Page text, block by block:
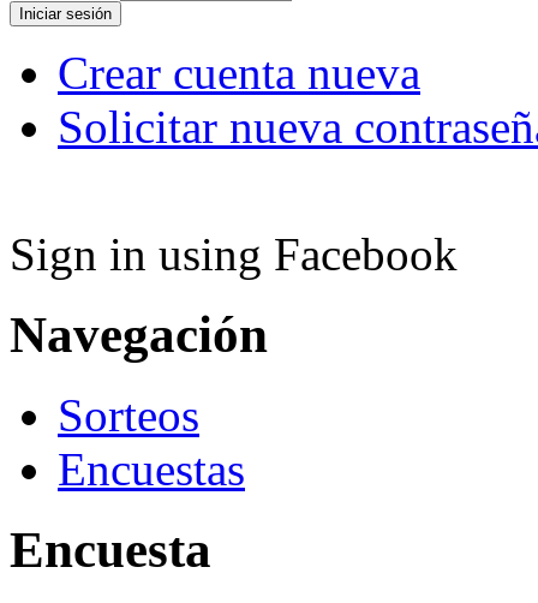
Crear cuenta nueva
Solicitar nueva
Sign in using Facebook
Navegación
Sorteos
Encuestas
Encuesta